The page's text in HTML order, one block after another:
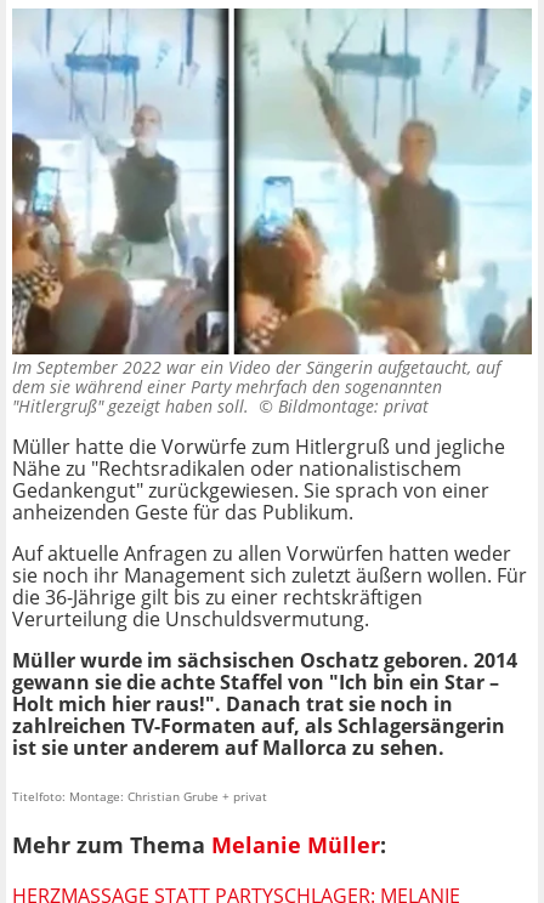
Im September 2022 war ein Video der Sängerin aufgetaucht, auf
dem sie während einer Party mehrfach den sogenannten
"Hitlergruß" gezeigt haben soll. © Bildmontage: privat
Müller hatte die Vorwürfe zum Hitlergruß und jegliche
Nähe zu "Rechtsradikalen oder nationalistischem
Gedankengut" zurückgewiesen. Sie sprach von einer
anheizenden Geste für das Publikum.
Auf aktuelle Anfragen zu allen Vorwürfen hatten weder
sie noch ihr Management sich zuletzt äußern wollen. Für
die 36-Jährige gilt bis zu einer rechtskräftigen
Verurteilung die Unschuldsvermutung.
Müller wurde im sächsischen Oschatz geboren. 2014
gewann sie die achte Staffel von "Ich bin ein Star –
Holt mich hier raus!". Danach trat sie noch in
zahlreichen TV-Formaten auf, als Schlagersängerin
ist sie unter anderem auf Mallorca zu sehen.
Titelfoto: Montage: Christian Grube + privat
Mehr zum Thema Melanie Müller:
HERZMASSAGE STATT PARTYSCHLAGER: MELANIE